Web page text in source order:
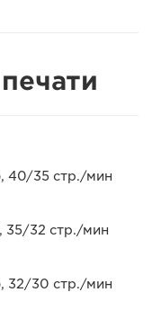
40/35 стр./мин
35/32 стр./мин
32/30 стр./мин